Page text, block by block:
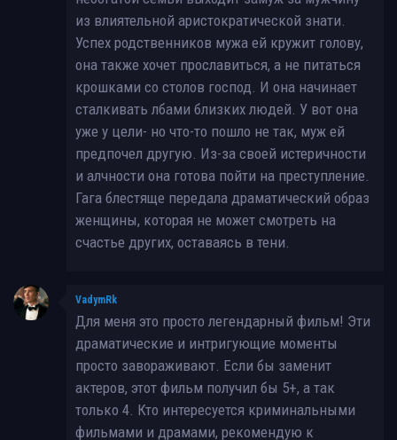
из влиятельной аристократической знати.
Успех родственников мужа ей кружит голову,
она также хочет прославиться, а не питаться
крошками со столов господ. И она начинает
сталкивать лбами близких людей. У вот она
уже у цели- но что-то пошло не так, муж ей
предпочел другую. Из-за своей истеричности
и алчности она готова пойти на преступление.
Гага блестяще передала драматический образ
женщины, которая не может смотреть на
счастье других, оставаясь в тени.
VadymRk
Для меня это просто легендарный фильм! Эти
драматические и интригующие моменты
просто завораживают. Если бы заменит
актеров, этот фильм получил бы 5+, а так
только 4. Кто интересуется криминальными
фильмами и драмами, рекомендую к